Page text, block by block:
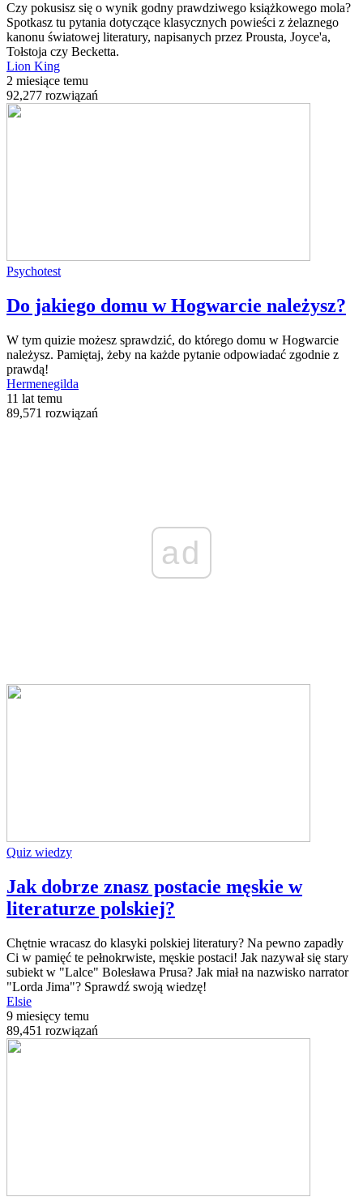
Czy pokusisz się o wynik godny prawdziwego książkowego mola?
Spotkasz tu pytania dotyczące klasycznych powieści z żelaznego
kanonu światowej literatury, napisanych przez Prousta, Joyce'a,
Tołstoja czy Becketta.
Lion King
2 miesiące temu
92,277 rozwiązań
Psychotest
Do jakiego domu w Hogwarcie należysz?
W tym quizie możesz sprawdzić, do którego domu w Hogwarcie
należysz. Pamiętaj, żeby na każde pytanie odpowiadać zgodnie z
prawdą!
Hermenegilda
11 lat temu
89,571 rozwiązań
ad
Quiz wiedzy
Jak dobrze znasz postacie męskie w
literaturze polskiej?
Chętnie wracasz do klasyki polskiej literatury? Na pewno zapadły
Ci w pamięć te pełnokrwiste, męskie postaci! Jak nazywał się stary
subiekt w "Lalce" Bolesława Prusa? Jak miał na nazwisko narrator
"Lorda Jima"? Sprawdź swoją wiedzę!
Elsie
9 miesięcy temu
89,451 rozwiązań